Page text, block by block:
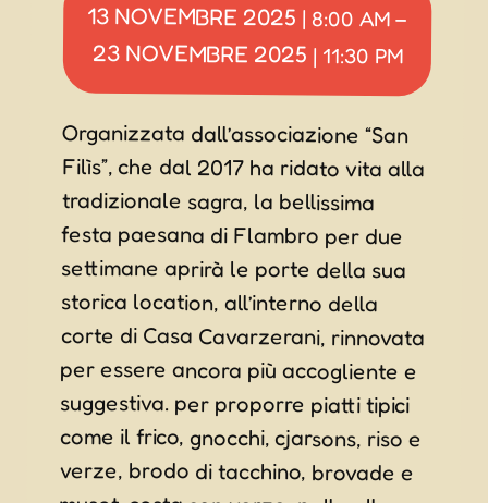
13 NOVEMBRE 2025 | 8:00 AM –
23 NOVEMBRE 2025 | 11:30 PM
Organizzata dall’associazione “San
Filìs”, che dal 2017 ha ridato vita alla
tradizionale sagra, la bellissima
festa paesana di Flambro per due
settimane aprirà le porte della sua
storica location, all’interno della
corte di Casa Cavarzerani, rinnovata
per essere ancora più accogliente e
suggestiva. per proporre piatti tipici
come il frico, gnocchi, cjarsons, riso e
verze, brodo di tacchino, brovade e
muset, costa con verze, pollo allo
spiedo, trippe, Wiener Schnitzel,
patatine, ottimi vini e birre artigianali.
Il tutto accompagnato da tornei di
briscola, di calcio balilla, laboratori
per bambini, mostra di lego, mercato
di sapori, arti e mestieri, e tanta
musica dal vivo e ballo sotto ad un
comodo tendone riscaldato assieme
alle “Venusia Rock Band”, gli “Anni
Ruggenti”, i “Discostajare Street
Band”, la tribute band degli 883 “Gli
Anni d’Oro”, “Dj Bosco”, gli “Alpentrio”